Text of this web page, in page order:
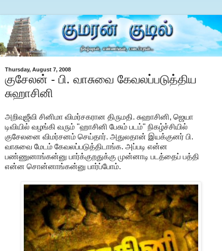
Thursday, August 7, 2008
குசேலன் - பி. வாசுவை கேவலப்படுத்திய
சுஹாசினி
அறிவுஜீவி சினிமா விமர்சகரான திருமதி. சுஹாசினி, ஜெயா
டிவியில் வழங்கி வரும் "ஹாசினி பேசும் படம்" நிகழ்ச்சியில்
குசேலனை விமர்சனம் செய்தார். அதுலதான் இயக்குனர் பி.
வாசுவை மேடம் கேவலப்படுத்திடாங்க. அப்படி என்ன
பண்ணுனாங்கன்னு பார்க்குறதுக்கு முன்னாடி படத்தைப் பத்தி
என்ன சொன்னாங்கன்னு பார்ப்போம்.